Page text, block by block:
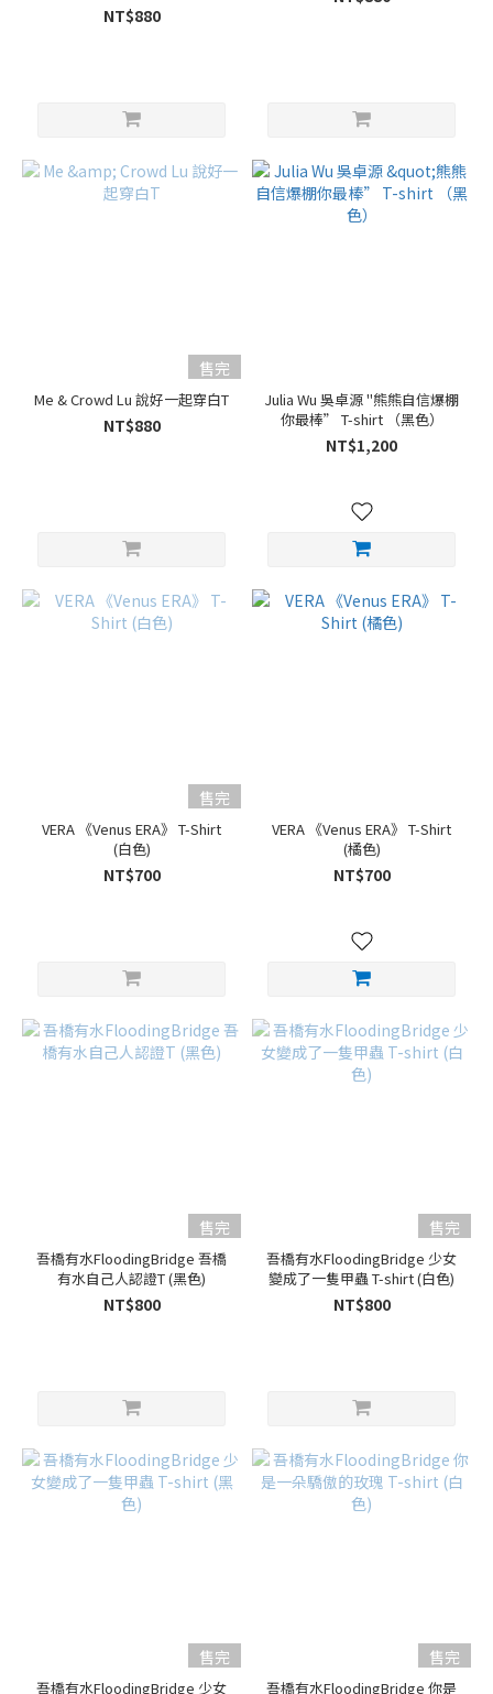
NT$880
售完
Me & Crowd Lu 說好一起穿白T
NT$880
Julia Wu 吳卓源 "熊熊自信爆棚
你最棒” T-shirt （黑色）
NT$1,200
售完
VERA 《Venus ERA》 T-Shirt
(白色)
NT$700
VERA 《Venus ERA》 T-Shirt
(橘色)
NT$700
售完
吾橋有水FloodingBridge 吾橋
有水自己人認證T (黑色)
NT$800
售完
吾橋有水FloodingBridge 少女
變成了一隻甲蟲 T-shirt (白色)
NT$800
售完
吾橋有水FloodingBridge 少女
售完
吾橋有水FloodingBridge 你是